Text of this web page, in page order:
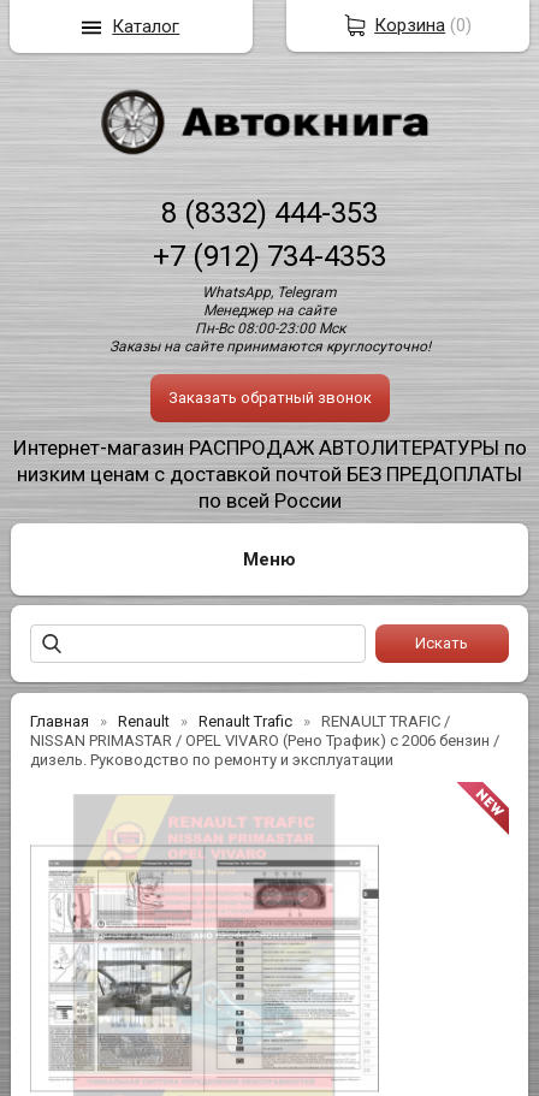
8 (8332) 444-353
+7 (912) 734-4353
WhatsApp, Telegram
Менеджер на сайте
Пн-Вс 08:00-23:00 Мск
Заказы на сайте принимаются круглосуточно!
Заказать обратный звонок
Интернет-магазин РАСПРОДАЖ АВТОЛИТЕРАТУРЫ по
низким ценам с доставкой почтой БЕЗ ПРЕДОПЛАТЫ
по всей России
Главная Renault Renault Trafic
RENAULT TRAFIC /
NISSAN PRIMASTAR / OPEL VIVARO (Рено Трафик) с 2006 бензин /
дизель. Руководство по ремонту и эксплуатации
Корзина (0)
Каталог